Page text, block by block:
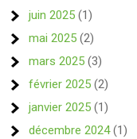
juin 2025 (1)
mai 2025 (2)
mars 2025 (3)
février 2025 (2)
janvier 2025 (1)
décembre 2024(1)